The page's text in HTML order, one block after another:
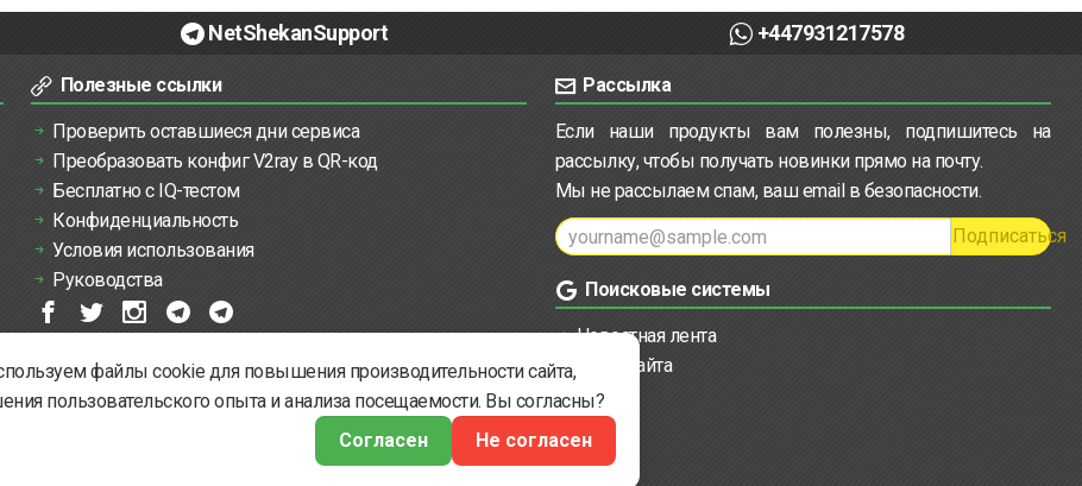
файлы cookie для повышения производительности сайта,
пользовательского опыта и анализа посещаемости. Вы согласны?
Согласен
Не согласен
NetShekanSupport +447931217578
Полезные ссылки
Проверить оставшиеся дни сервиса
Преобразовать конфиг V2ray в QR-код
Бесплатно с IQ-тестом
Конфиденциальность
Условия использования
Руководства
Рассылка
Если наши продукты вам полезны, подпишитесь на
рассылку, чтобы получать новинки прямо на почту.
Мы не рассылаем спам, ваш email в безопасности.
Подписаться
Поисковые системы
Новостная лента
Карта сайта
Все права защищены NetShekan.
NetShekan